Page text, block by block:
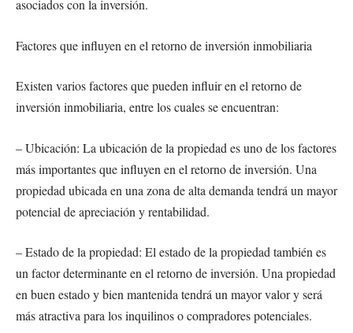
asociados con la inversión.
Factores que influyen en el retorno de inversión inmobiliaria
Existen varios factores que pueden influir en el retorno de
inversión inmobiliaria, entre los cuales se encuentran:
– Ubicación: La ubicación de la propiedad es uno de los factores
más importantes que influyen en el retorno de inversión. Una
propiedad ubicada en una zona de alta demanda tendrá un mayor
potencial de apreciación y rentabilidad.
– Estado de la propiedad: El estado de la propiedad también es
un factor determinante en el retorno de inversión. Una propiedad
en buen estado y bien mantenida tendrá un mayor valor y será
más atractiva para los inquilinos o compradores potenciales.